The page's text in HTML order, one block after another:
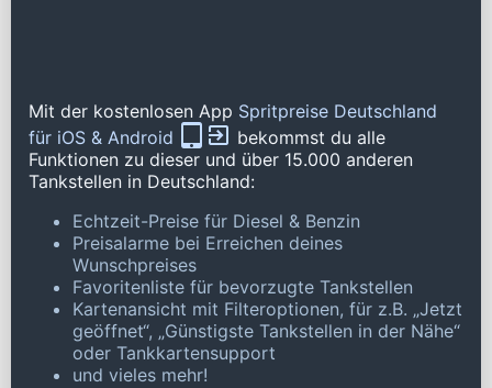
Mit der kostenlosen App Spritpreise Deutschland
für iOS & Android
bekommst du alle
Funktionen zu dieser und über 15.000 anderen
Tankstellen in Deutschland:
Echtzeit-Preise für Diesel & Benzin
Preisalarme bei Erreichen deines
Wunschpreises
Favoritenliste für bevorzugte Tankstellen
Kartenansicht mit Filteroptionen, für z.B. „Jetzt
geöffnet“, „Günstigste Tankstellen in der Nähe“
oder Tankkartensupport
und vieles mehr!